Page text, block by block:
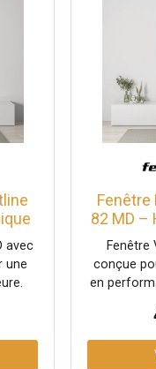
avec
une
Fenêtre
82 MD –
Fenêtre
conçue
en